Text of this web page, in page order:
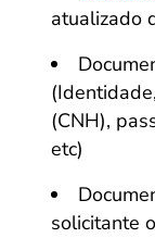
atualizado
(CNH),
etc)
solicitante